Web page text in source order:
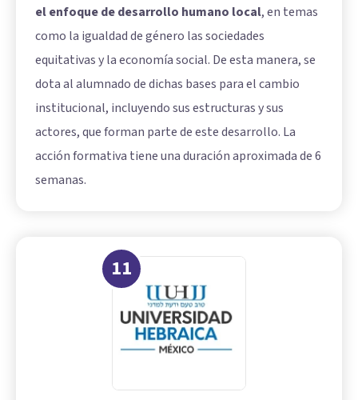
el enfoque de desarrollo humano local, en temas
como la igualdad de género las sociedades
equitativas y la economía social. De esta manera, se
dota al alumnado de dichas bases para el cambio
institucional, incluyendo sus estructuras y sus
actores, que forman parte de este desarrollo. La
acción formativa tiene una duración aproximada de 6
semanas.
11